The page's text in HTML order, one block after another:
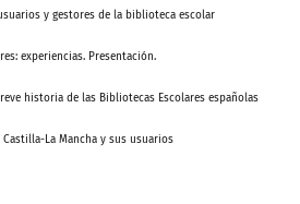
y gestores de la biblioteca escolar
experiencias. Presentación.
historia de las Bibliotecas Escolares españolas
La Mancha y sus usuarios